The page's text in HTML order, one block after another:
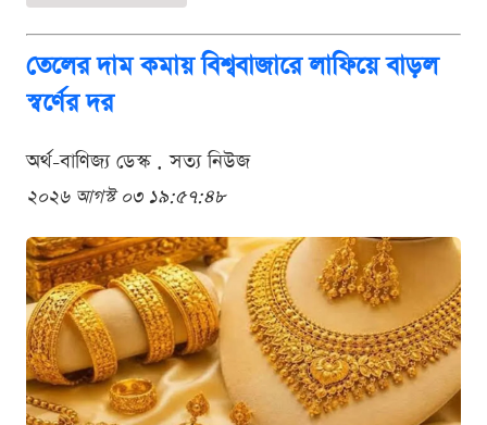
তেলের দাম কমায় বিশ্ববাজারে লাফিয়ে বাড়ল
স্বর্ণের দর
অর্থ-বাণিজ্য ডেস্ক . সত্য নিউজ
২০২৬ আগস্ট ০৩ ১৯:৫৭:৪৮